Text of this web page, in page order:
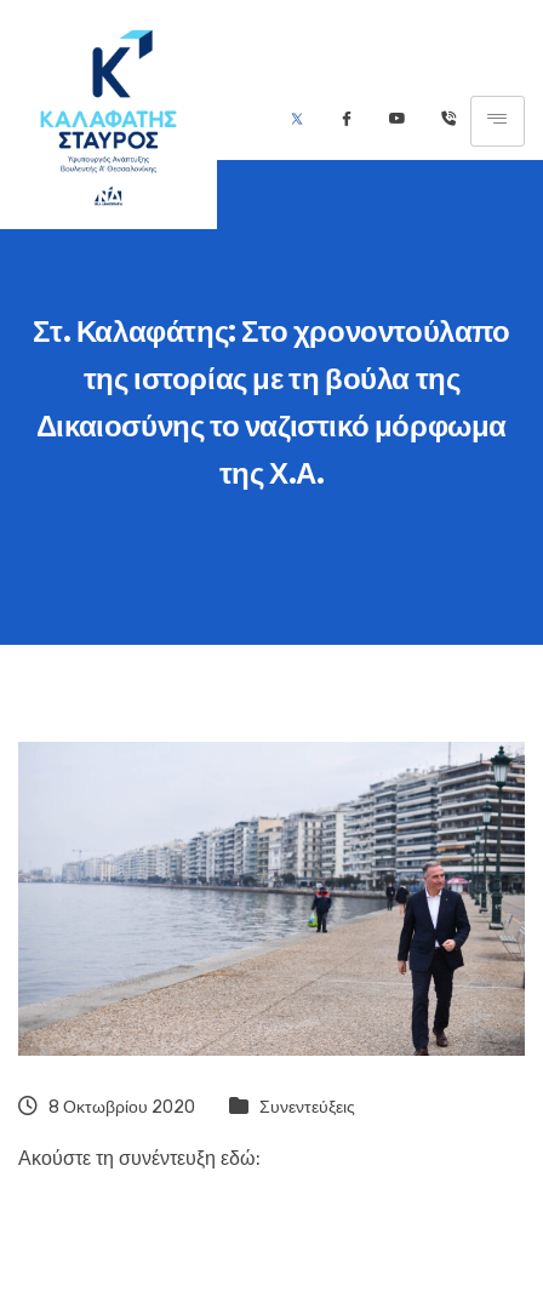
Στ. Καλαφάτης: Στο χρονοντούλαπο
της ιστορίας με τη βούλα της
Δικαιοσύνης το ναζιστικό μόρφωμα
της Χ.Α.
8 Οκτωβρίου 2020 Συνεντεύξεις
Ακούστε τη συνέντευξη εδώ: